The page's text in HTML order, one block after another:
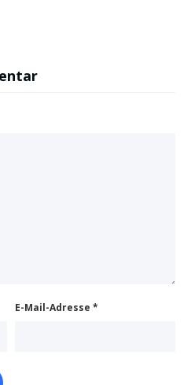
E-Mail-Adresse *